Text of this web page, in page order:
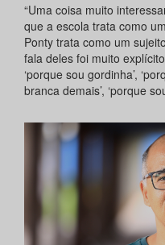
“Uma coisa muito
que a escola trata como
Ponty trata como um
fala deles foi muito
‘porque sou gordinha’,
branca demais’, ‘porque